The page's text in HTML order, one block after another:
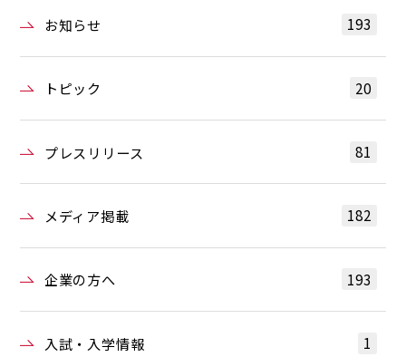
お知らせ 193
トピック 20
プレスリリース 81
メディア掲載 182
企業の方へ 193
入試・入学情報 1